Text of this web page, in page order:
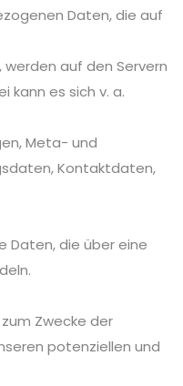
Daten, die auf
auf den Servern
kann es sich v. a.
Meta- und
Kontaktdaten,
Daten, die über eine
Zwecke der
potenziellen und